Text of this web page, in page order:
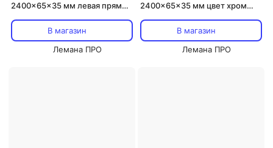
2400x65x35 мм левая прямой
В магазин
Лемана ПРО
2400x65x35 мм цвет хром
В магазин
Лемана ПРО